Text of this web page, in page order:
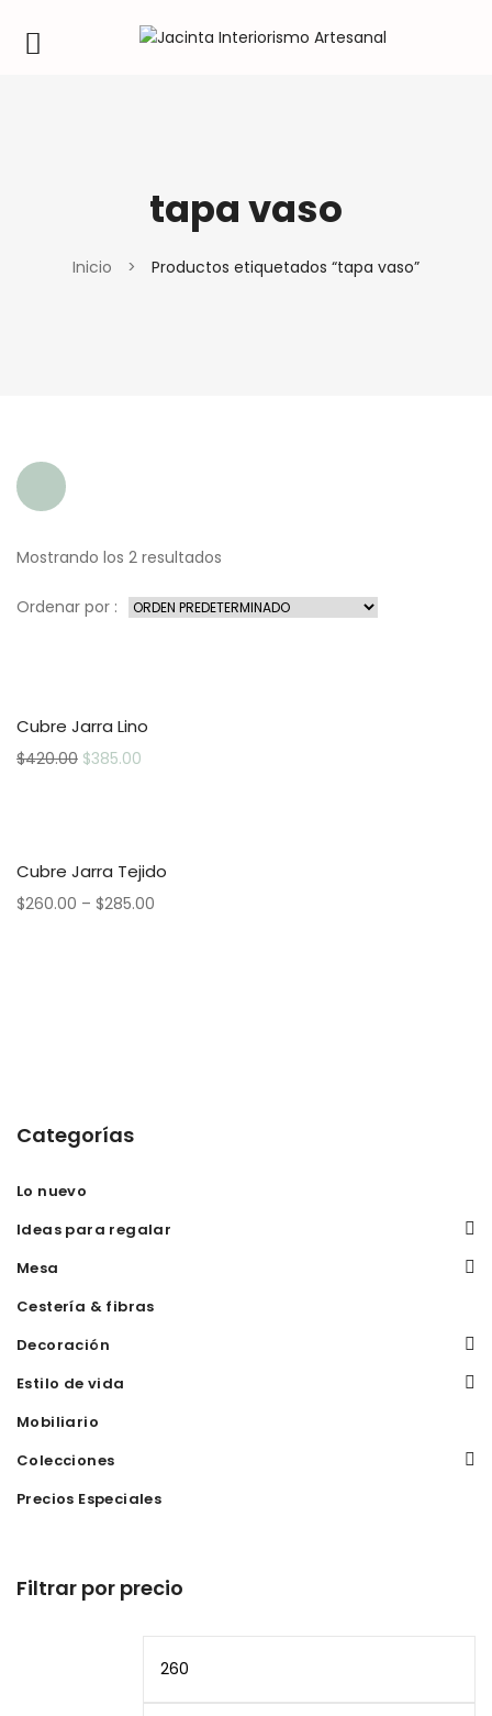
tapa vaso
Inicio > Productos etiquetados “tapa vaso”
Mostrando los 2 resultados
Ordenar por :
Cubre Jarra Lino
$420.00 $385.00
Cubre Jarra Tejido
$260.00 – $285.00
Categorías
Lo nuevo
Ideas para regalar
Mesa
Cestería & fibras
Decoración
Estilo de vida
Mobiliario
Colecciones
Precios Especiales
Filtrar por precio